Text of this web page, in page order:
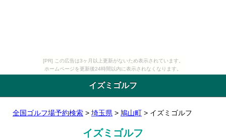
[PR] この広告は3ヶ月以上更新がないため表示されています。
ホームページを更新後24時間以内に表示されなくなります。
イズミゴルフ
全国ゴルフ場予約検索 > 埼玉県 > 鳩山町 > イズミゴルフ
イズミゴルフ